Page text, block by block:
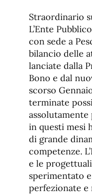
Straordinario
L’Ente
con sede a
bilancio delle
lanciate dalla
Bono e dal
scorso
terminate
assolutamente
in questi mesi
di grande
competenze.
e le
sperimentato
perfezionate